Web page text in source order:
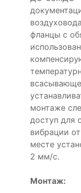
фланцы с
монтаже
доступ для
вибрации
месте
2 мм/с.
Монтаж: